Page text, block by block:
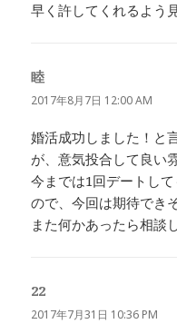
早く許してくれるよう
睦
り:
2017年8月7日 12:00 AM
婚活成功しました！と
が、意気投合して良い
今までは1回デートし
ので、今回は期待でき
また何かあったら相談
22
り:
2017年7月31日 10:36 PM